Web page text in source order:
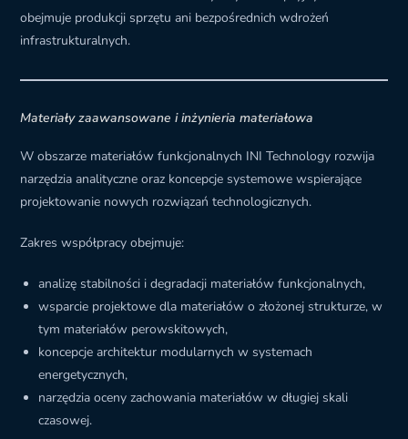
obejmuje produkcji sprzętu ani bezpośrednich wdrożeń
infrastrukturalnych.
Materiały zaawansowane i inżynieria materiałowa
W obszarze materiałów funkcjonalnych INI Technology rozwija
narzędzia analityczne oraz koncepcje systemowe wspierające
projektowanie nowych rozwiązań technologicznych.
Zakres współpracy obejmuje:
analizę stabilności i degradacji materiałów funkcjonalnych,
wsparcie projektowe dla materiałów o złożonej strukturze, w
tym materiałów perowskitowych,
koncepcje architektur modularnych w systemach
energetycznych,
narzędzia oceny zachowania materiałów w długiej skali
czasowej.